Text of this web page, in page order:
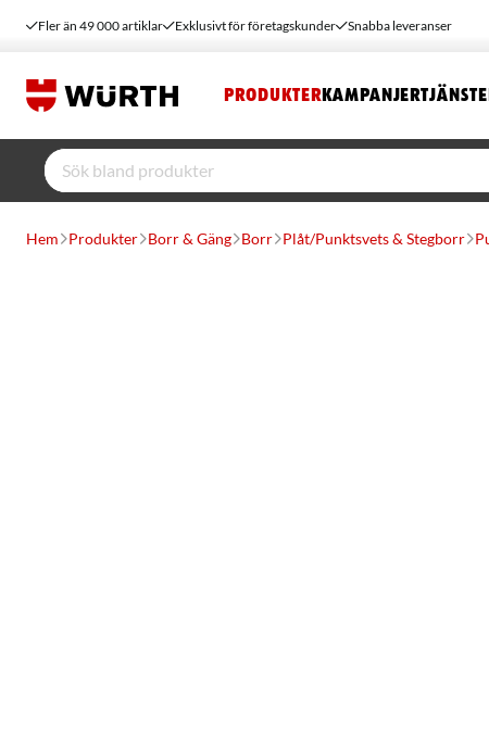
Fler än 49 000 artiklar Exklusivt för företagskunder Snabba leveranser
PRODUKTER KAMPANJER
Hem Produkter Borr & Gäng Borr Plåt/Punktsvets & Stegborr